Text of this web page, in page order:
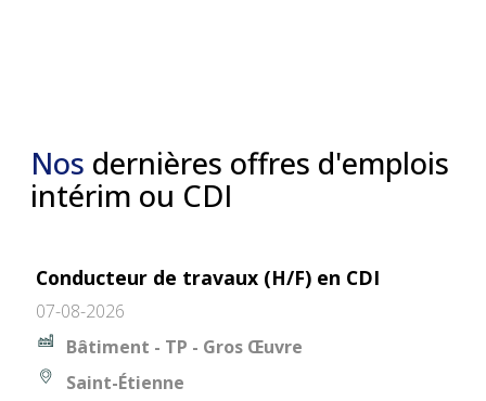
Nos dernières offres d'emplois
intérim ou CDI
Conducteur de travaux (H/F) en CDI
07-08-2026
Bâtiment - TP - Gros Œuvre
Saint-Étienne